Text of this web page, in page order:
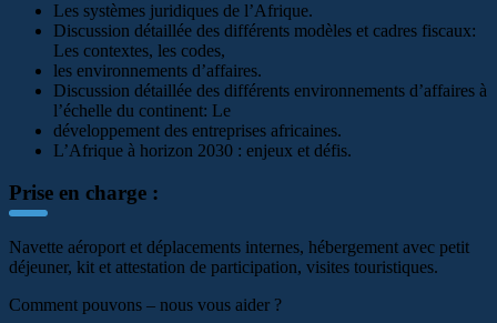
Les systèmes juridiques de l’Afrique.
Discussion détaillée des différents modèles et cadres fiscaux:
Les contextes, les codes,
les environnements d’affaires.
Discussion détaillée des différents environnements d’affaires à
l’échelle du continent: Le
développement des entreprises africaines.
L’Afrique à horizon 2030 : enjeux et défis.
Prise en charge :
Navette aéroport et déplacements internes, hébergement avec petit
déjeuner, kit et attestation de participation, visites touristiques.
Comment pouvons – nous vous aider ?